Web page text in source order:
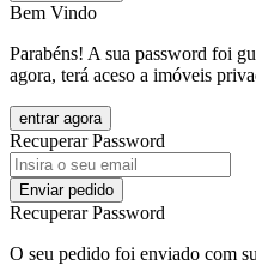
Bem Vindo
Parabéns! A sua password foi
agora, terá aceso a imóveis
entrar agora
Recuperar Password
Enviar pedido
Recuperar Password
O seu pedido foi enviado com